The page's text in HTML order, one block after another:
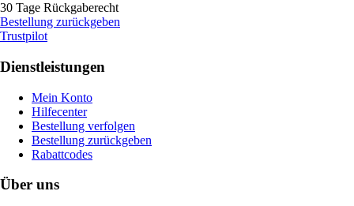
30 Tage Rückgaberecht
Bestellung zurückgeben
Trustpilot
Dienstleistungen
Mein Konto
Hilfecenter
Bestellung verfolgen
Bestellung zurückgeben
Rabattcodes
Über uns